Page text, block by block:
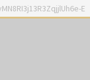
E